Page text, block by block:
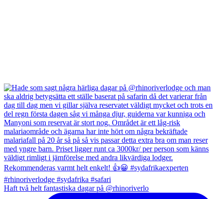
Haft två helt fantastiska dagar på @rhinoriverlo